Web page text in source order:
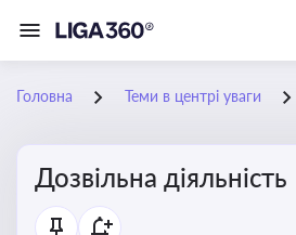
Головна Теми в центрі уваги
Дозвільна діяльність